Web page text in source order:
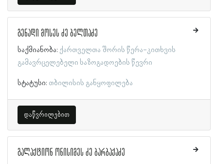
გენადი მოსეს ძე ბელთაძე
საქმიანობა: ქართველთა შორის წერა-კითხვის
გამავრცელებელი საზოგადოების წევრი
სტატუსი: თბილისის განყოფილება
დაწვრილებით
გალაქტიონ ონისიმეს ძე ბარბაქაძე